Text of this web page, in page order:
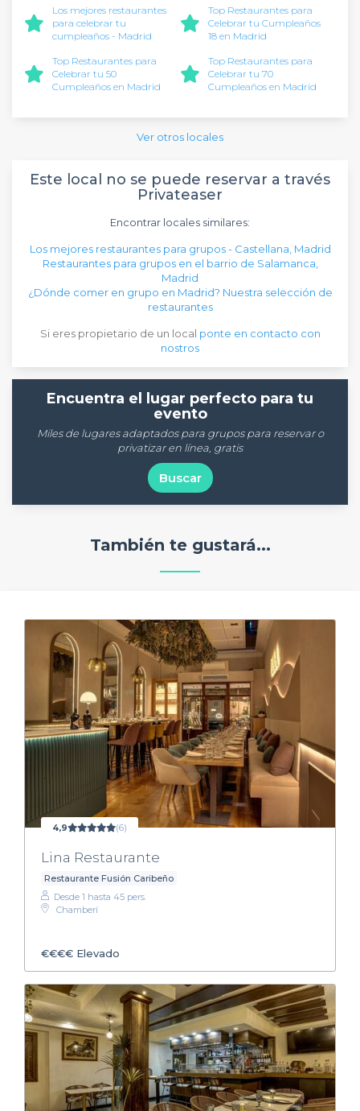
Los mejores restaurantes
para celebrar tu
cumpleaños - Madrid
Top Restaurantes para
Celebrar tu Cumpleaños
18 en Madrid
Top Restaurantes para
Celebrar tu 50
Cumpleaños en Madrid
Top Restaurantes para
Celebrar tu 70
Cumpleaños en Madrid
Ver otros locales
Este local no se puede reservar a través
Privateaser
Encontrar locales similares:
Los mejores restaurantes para grupos - Castellana, Madrid
Restaurantes para grupos en el barrio de Salamanca,
Madrid
¿Dónde comer en grupo en Madrid? Nuestra selección de
restaurantes
Si eres propietario de un local ponte en contacto con
nostros
Encuentra el lugar perfecto para tu
evento
Miles de lugares adaptados para grupos para reservar o
privatizar en línea, gratis
Buscar
También te gustará...
4,9 (6)
Lina Restaurante
Restaurante Fusión Caribeño
Desde 1 hasta 45 pers.
Chamberí
€€€€ Elevado